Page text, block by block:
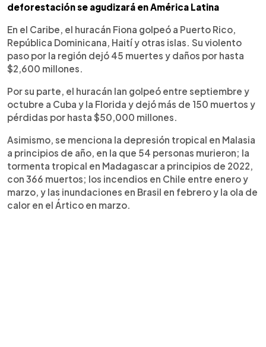
deforestación se agudizará en América Latina
En el Caribe, el huracán Fiona golpeó a Puerto Rico,
República Dominicana, Haití y otras islas. Su violento
paso por la región dejó 45 muertes y daños por hasta
$2,600 millones.
Por su parte, el huracán Ian golpeó entre septiembre y
octubre a Cuba y la Florida y dejó más de 150 muertos y
pérdidas por hasta $50,000 millones.
Asimismo, se menciona la depresión tropical en Malasia
a principios de año, en la que 54 personas murieron; la
tormenta tropical en Madagascar a principios de 2022,
con 366 muertos; los incendios en Chile entre enero y
marzo, y las inundaciones en Brasil en febrero y la ola de
calor en el Ártico en marzo.